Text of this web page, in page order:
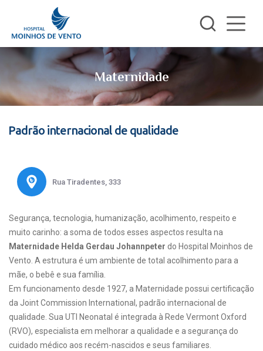
Maternidade
Padrão internacional de qualidade
Rua Tiradentes, 333
Segurança, tecnologia, humanização, acolhimento, respeito e
muito carinho: a soma de todos esses aspectos resulta na
Maternidade Helda Gerdau Johannpeter do Hospital Moinhos de
Vento. A estrutura é um ambiente de total acolhimento para a
mãe, o bebê e sua família.
Em funcionamento desde 1927, a Maternidade possui certificação
da Joint Commission International, padrão internacional de
qualidade. Sua UTI Neonatal é integrada à Rede Vermont Oxford
(RVO), especialista em melhorar a qualidade e a segurança do
cuidado médico aos recém-nascidos e seus familiares.